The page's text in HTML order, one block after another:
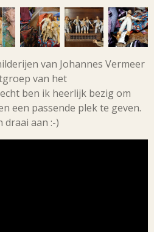
van Johannes Vermeer
van het
ben ik heerlijk bezig om
een passende plek te geven.
draai aan :-)